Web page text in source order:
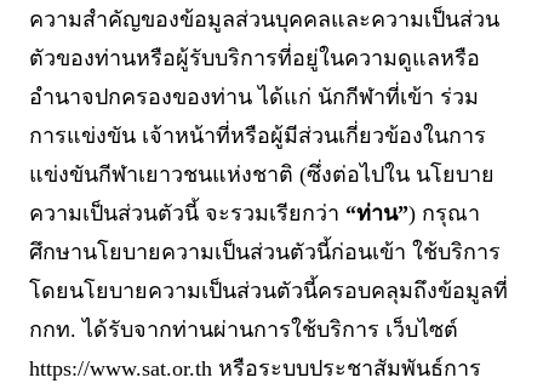
ความสำคัญของข้อมูลส่วนบุคคลและความเป็นส่วน
ตัวของท่านหรือผู้รับบริการที่อยู่ในความดูแลหรือ
อำนาจปกครองของท่าน ได้แก่ นักกีฬาที่เข้า ร่วม
การแข่งขัน เจ้าหน้าที่หรือผู้มีส่วนเกี่ยวข้องในการ
แข่งขันกีฬาเยาวชนแห่งชาติ (ซึ่งต่อไปใน นโยบาย
ความเป็นส่วนตัวนี้ จะรวมเรียกว่า “ท่าน”) กรุณา
ศึกษานโยบายความเป็นส่วนตัวนี้ก่อนเข้า ใช้บริการ
โดยนโยบายความเป็นส่วนตัวนี้ครอบคลุมถึงข้อมูลที่
กกท. ได้รับจากท่านผ่านการใช้บริการ เว็บไซต์
https://www.sat.or.th หรือระบบประชาสัมพันธ์การ